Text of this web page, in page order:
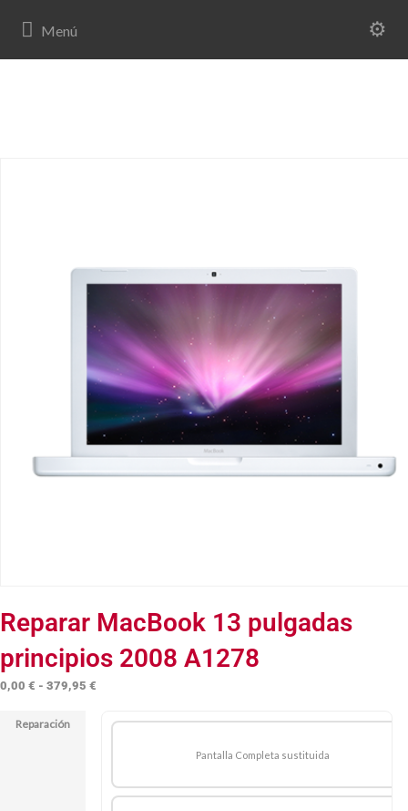
Reparar MacBook 13 pulgadas
principios 2008 A1278
0,00 € - 379,95 €
precios:
hasta
Reparación
Pantalla Completa sustituida